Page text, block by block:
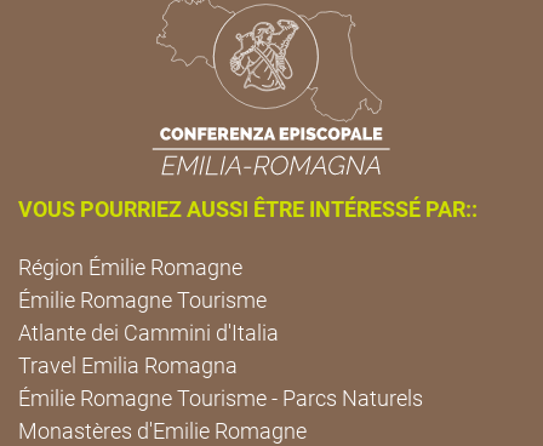
VOUS POURRIEZ AUSSI ÊTRE INTÉRESSÉ PAR::
Région Émilie Romagne
Émilie Romagne Tourisme
Atlante dei Cammini d'Italia
Travel Emilia Romagna
Émilie Romagne Tourisme - Parcs Naturels
Monastères d'Emilie Romagne